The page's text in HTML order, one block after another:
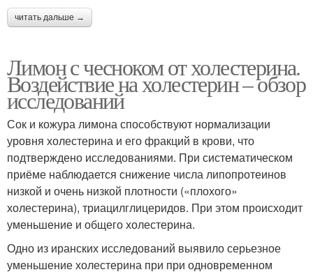
читать дальше →
Лимон с чесноком от холестерина.
Воздействие на холестерин – обзор
исследований
Сок и кожура лимона способствуют нормализации
уровня холестерина и его фракций в крови, что
подтверждено исследованиями. При систематическом
приёме наблюдается снижение числа липопротеинов
низкой и очень низкой плотности («плохого»
холестерина), триацилглицеридов. При этом происходит
уменьшение и общего холестерина.
Одно из иранских исследований выявило серьезное
уменьшение холестерина при при одновременном